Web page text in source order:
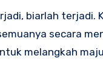
biarlah terjadi.
secara
melangkah